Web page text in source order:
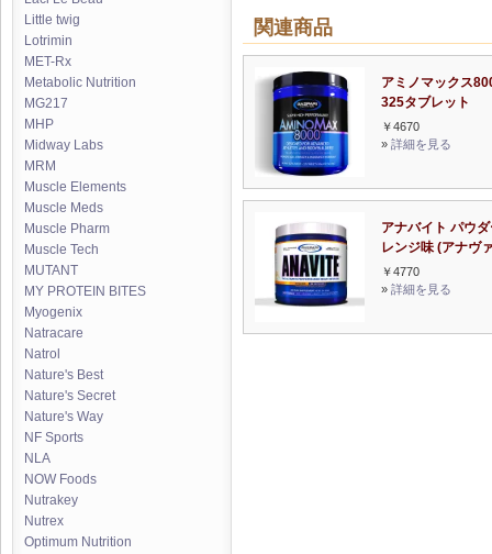
Little twig
Lotrimin
MET-Rx
Metabolic Nutrition
MG217
MHP
Midway Labs
MRM
Muscle Elements
Muscle Meds
Muscle Pharm
Muscle Tech
MUTANT
MY PROTEIN BITES
Myogenix
Natracare
Natrol
Nature's Best
Nature's Secret
Nature's Way
NF Sports
NLA
NOW Foods
Nutrakey
Nutrex
Optimum Nutrition
関連商品
アミノマックス
325タブレット
￥4670
» 詳細を見る
アナバイト パウ
レンジ味 (アナヴ
￥4770
» 詳細を見る